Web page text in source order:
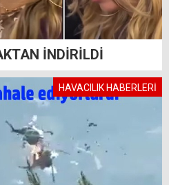
İNDİRİLDİ
HAVACILIK HABERLERİ